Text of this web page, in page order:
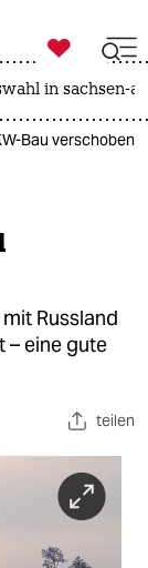

taz zahl ich
in sachsen-
Bau verschoben
Russland
– eine gute
teilen